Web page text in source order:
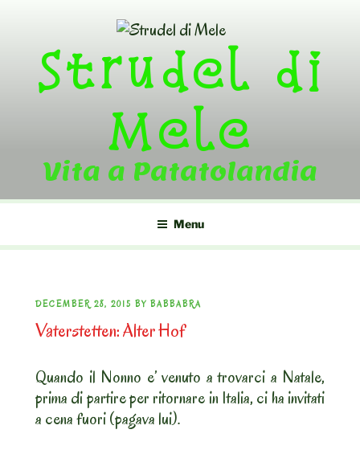
contentStrudel di
Mele
Vita a Patatolandia
Menu
POSTED
ON
DECEMBER 28, 2015 BY BABBABRA
Vaterstetten: Alter Hof
Quando il Nonno e’ venuto a trovarci a Natale,
prima di partire per ritornare in Italia, ci ha invitati
a cena fuori (pagava lui).